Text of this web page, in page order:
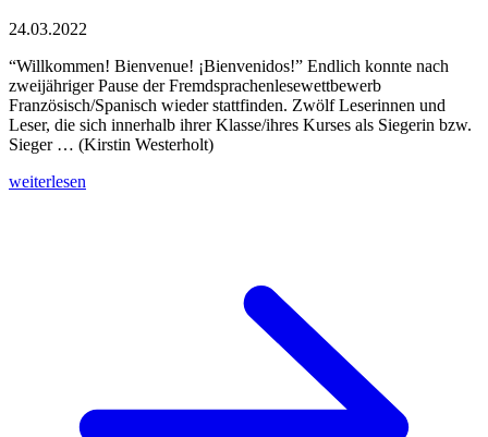
24.03.2022
“Willkommen! Bienvenue! ¡Bienvenidos!” Endlich konnte nach
zweijähriger Pause der Fremdsprachenlesewettbewerb
Französisch/Spanisch wieder stattfinden. Zwölf Leserinnen und
Leser, die sich innerhalb ihrer Klasse/ihres Kurses als Siegerin bzw.
Sieger … (Kirstin Westerholt)
weiterlesen